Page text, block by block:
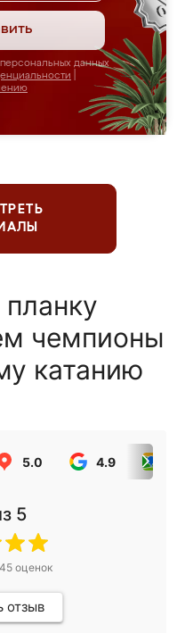
данных
чемпионы
катанию
5.0 4.9
5
оценок
отзыв